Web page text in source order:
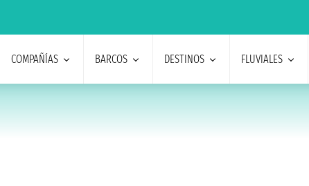
COMPAÑÍAS BARCOS DESTINOS FLUVIALES